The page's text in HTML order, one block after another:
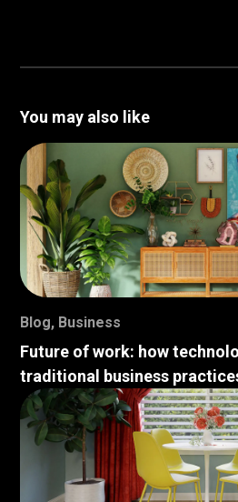
You may also like
Blog, Business
Future of work: how
traditional business